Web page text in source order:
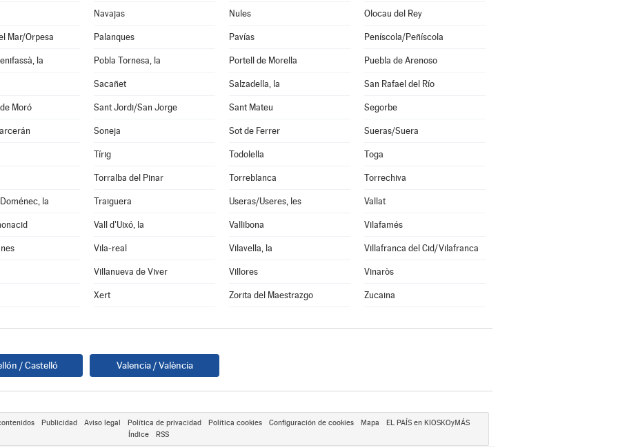
Navajas Nules Olocau del Rey
Mar/Orpesa Palanques Pavías Peníscola/Peñíscola
la Pobla Tornesa, la Portell de Morella Puebla de Arenoso
Sacañet Salzadella, la San Rafael del Río
Moró Sant Jordi/San Jorge Sant Mateu Segorbe
Soneja Sot de Ferrer Sueras/Suera
Tírig Todolella Toga
Torralba del Pinar Torreblanca Torrechiva
la Traiguera Useras/Useres, les Vallat
Vall d'Uixó, la Vallibona Vilafamés
Vila-real Vilavella, la Villafranca del Cid/Vilafranca
Villanueva de Viver Villores Vinaròs
Xert Zorita del Maestrazgo Zucaina
/ Castelló Valencia / València
Publicidad Aviso legal Política de privacidad Política cookies Configuración de cookies Mapa
EL PAÍS en KIOSKOyMÁS
Índice
RSS